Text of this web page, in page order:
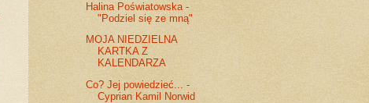
Halina Poświatowska -
"Podziel się ze mną"
MOJA NIEDZIELNA
KARTKA Z
KALENDARZA
Co? Jej powiedzieć... -
Cyprian Kamil Norwid